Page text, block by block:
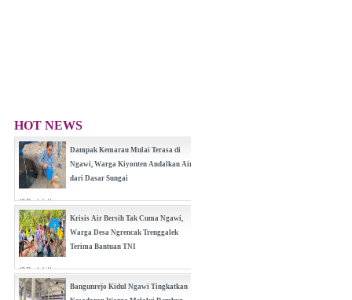
HOT NEWS
Dampak Kemarau Mulai Terasa di
Ngawi, Warga Kiyonten Andalkan Air
dari Dasar Sungai
(0 Reply(s))
Krisis Air Bersih Tak Cuma Ngawi,
Warga Desa Ngrencak Trenggalek
Terima Bantuan TNI
(0 Reply(s))
Bangunrejo Kidul Ngawi Tingkatkan